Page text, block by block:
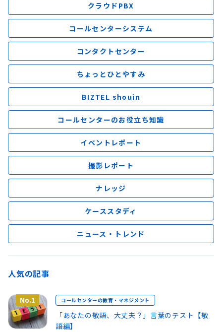
クラウドPBX
コールセンターシステム
コンタクトセンター
ちょっとひとやすみ
BIZTEL shouin
コールセンターのお役立ち知識
イベントレポート
撮影レポート
ナレッジ
ケーススタディ
ニュース・トレンド
人気の記事
No.1 コールセンターの教育・マネジメント
「あなたの敬語、大丈夫？」言葉のテスト【敬
語編】